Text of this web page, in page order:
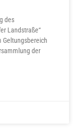
des
Landstraße“
Geltungsbereich
der